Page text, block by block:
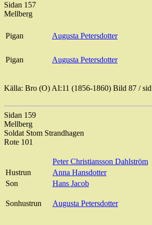
Sidan 157
Mellberg
Pigan Augusta Petersdotter
Pigan Augusta Petersdotter
Källa: Bro (O) AI:11 (1856-1860) Bild 87 / sid
Sidan 159
Mellberg
Soldat Stom Strandhagen
Rote 101
PeterChristiansson Dahlström
Hustrun
Anna Hansdotter
Son
Hans Jacob
Sonhustrun Augusta Petersdotter